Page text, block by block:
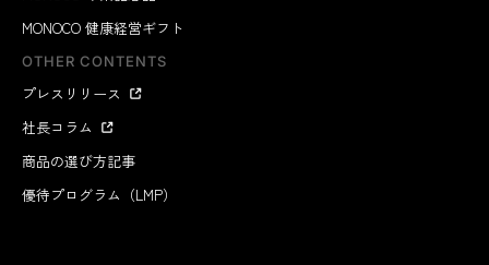
MONOCO 健康経営ギフト
OTHER CONTENTS
プレスリリース
社長コラム
商品の選び方記事
優待プログラム（LMP）